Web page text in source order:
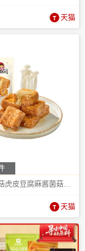
天猫
好巴食捞汁菌菇虎皮豆腐麻酱菌菇辣卤味四川
天猫